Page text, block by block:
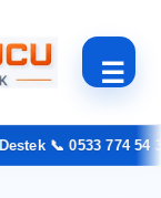
☰
📞 0533 774 54 37